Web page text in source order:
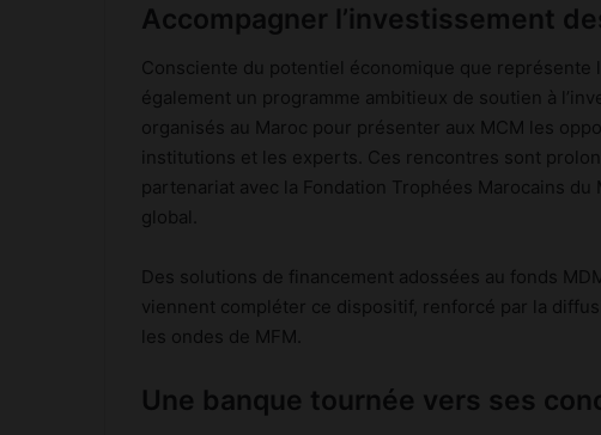
Accompagner l’investissement
Consciente du potentiel économique que représente
également un programme ambitieux de soutien à
organisés au Maroc pour présenter aux MCM les
institutions et les experts. Ces rencontres sont
partenariat avec la Fondation Trophées Marocains
global.
Des solutions de financement adossées au fonds
viennent compléter ce dispositif, renforcé par la
les ondes de MFM.
Une banque tournée vers ses